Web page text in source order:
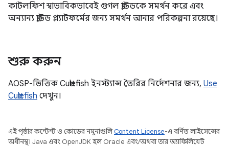
কাটলফিশ স্বাভাবিকভাবেই গুগল ক্লাউডকে সমর্থন করে এবং
অন্যান্য ক্লাউড প্ল্যাটফর্মের জন্য সমর্থন আনার পরিকল্পনা রয়েছে।
শুরু করুন
AOSP-ভিত্তিক Cuttlefish ইনস্ট্যান্স তৈরির নির্দেশনার জন্য, Use
Cuttlefish দেখুন।
এই পৃষ্ঠার কন্টেন্ট ও কোডের নমুনাগুলিContent License-এ বর্ণিত লাইসেন্সের
অধীনস্থ। Java এবং OpenJDK হল Oracle এবং/অথবা তার অ্যাফিলিয়েট